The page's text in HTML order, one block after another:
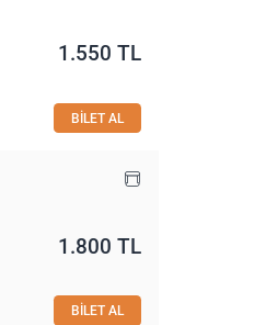
1.550 TL
BİLET AL
1.800 TL
BİLET AL